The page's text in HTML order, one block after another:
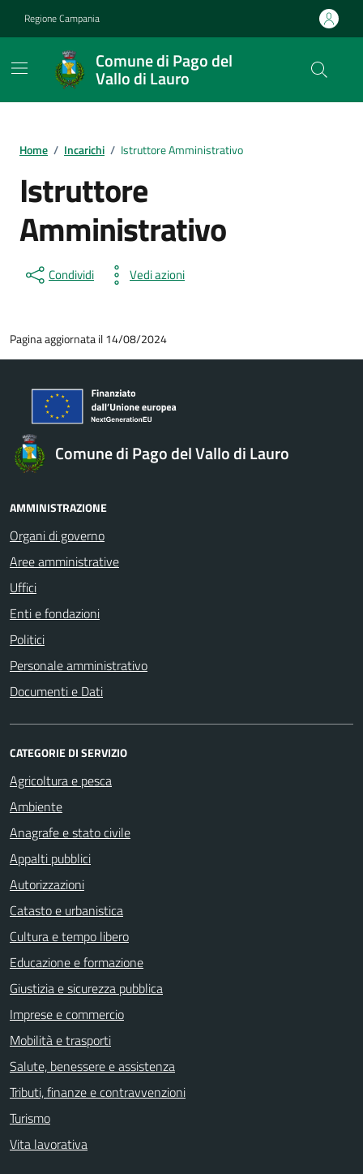
Regione Campania
Comune di Pago del
Vallo di Lauro
Home / Incarichi / Istruttore Amministrativo
Istruttore
Amministrativo
Condividi Vedi azioni
Pagina aggiornata il 14/08/2024
Comune di Pago del Vallo di Lauro
AMMINISTRAZIONE
Organi di governo
Aree amministrative
Uffici
Enti e fondazioni
Politici
Personale amministrativo
Documenti e Dati
CATEGORIE DI SERVIZIO
Agricoltura e pesca
Ambiente
Anagrafe e stato civile
Appalti pubblici
Autorizzazioni
Catasto e urbanistica
Cultura e tempo libero
Educazione e formazione
Giustizia e sicurezza pubblica
Imprese e commercio
Mobilità e trasporti
Salute, benessere e assistenza
Tributi, finanze e contravvenzioni
Turismo
Vita lavorativa